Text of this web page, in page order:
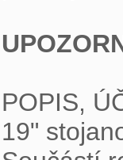
POPIS,
19"